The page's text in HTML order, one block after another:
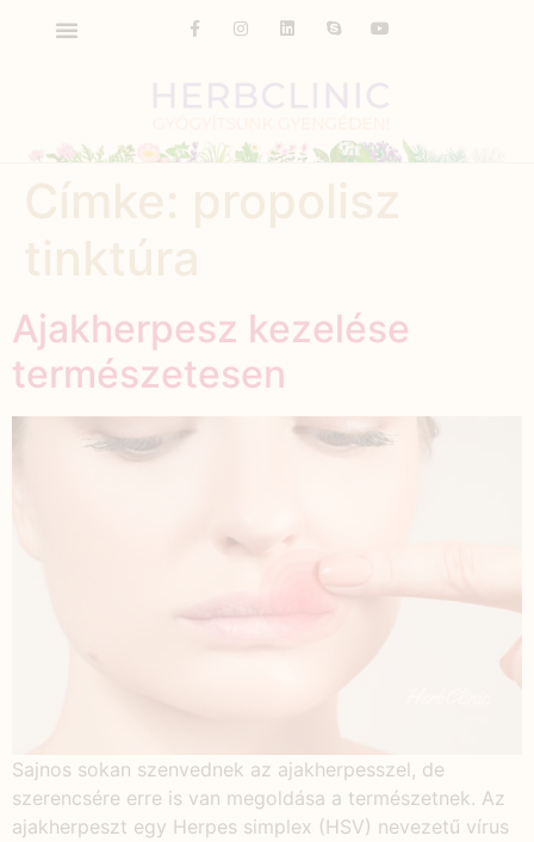
Ajakherpesz kezelése
természetesen
Sajnos sokan szenvednek az ajakherpesszel, de
szerencsére erre is van megoldása a természetnek. Az
ajakherpeszt egy Herpes simplex (HSV) nevezetű vírus